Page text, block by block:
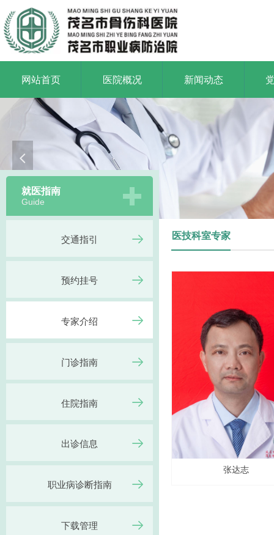
넳
网站首页 医院概况 新闻动态
就医指南
Guide
医技科室专家
张达志
交通指引
预约挂号
专家介绍
门诊指南
住院指南
出诊信息
职业病诊断指南
下载管理